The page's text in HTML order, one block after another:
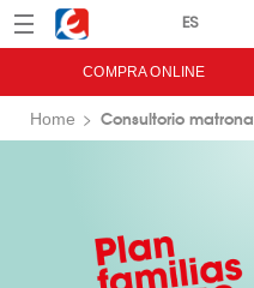
Menú Eroski
COMPRA ONLINE
Home Consultorio matrona